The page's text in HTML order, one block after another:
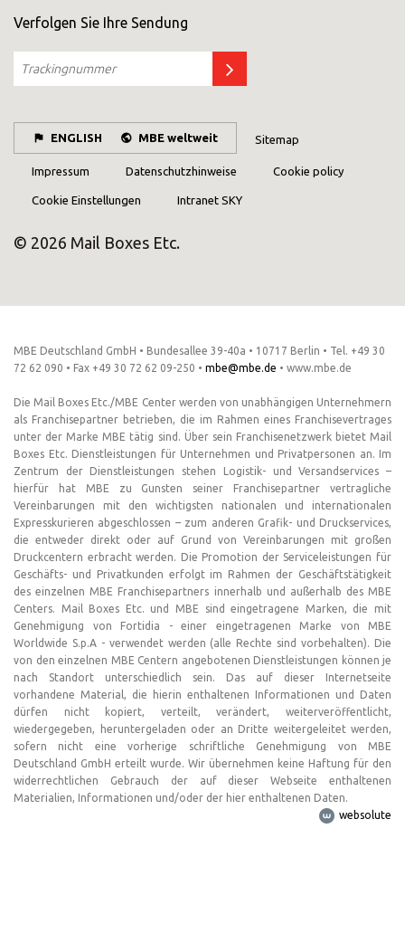
Verfolgen Sie Ihre Sendung
ENGLISH MBE weltweit Sitemap
Impressum Datenschutzhinweise Cookie policy
Cookie Einstellungen Intranet SKY
© 2026 Mail Boxes Etc.
MBE Deutschland GmbH • Bundesallee 39-40a • 10717 Berlin • Tel. +49 30
72 62 090 • Fax +49 30 72 62 09-250 • mbe@mbe.de • www.mbe.de
Die Mail Boxes Etc./MBE Center werden von unabhängigen Unternehmern
als Franchisepartner betrieben, die im Rahmen eines Franchisevertrages
unter der Marke MBE tätig sind. Über sein Franchisenetzwerk bietet Mail
Boxes Etc. Dienstleistungen für Unternehmen und Privatpersonen an. Im
Zentrum der Dienstleistungen stehen Logistik- und Versandservices –
hierfür hat MBE zu Gunsten seiner Franchisepartner vertragliche
Vereinbarungen mit den wichtigsten nationalen und internationalen
Expresskurieren abgeschlossen – zum anderen Grafik- und Druckservices,
die entweder direkt oder auf Grund von Vereinbarungen mit großen
Druckcentern erbracht werden. Die Promotion der Serviceleistungen für
Geschäfts- und Privatkunden erfolgt im Rahmen der Geschäftstätigkeit
des einzelnen MBE Franchisepartners innerhalb und außerhalb des MBE
Centers. Mail Boxes Etc. und MBE sind eingetragene Marken, die mit
Genehmigung von Fortidia - einer eingetragenen Marke von MBE
Worldwide S.p.A - verwendet werden (alle Rechte sind vorbehalten). Die
von den einzelnen MBE Centern angebotenen Dienstleistungen können je
nach Standort unterschiedlich sein. Das auf dieser Internetseite
vorhandene Material, die hierin enthaltenen Informationen und Daten
dürfen nicht kopiert, verteilt, verändert, weiterveröffentlicht,
wiedergegeben, heruntergeladen oder an Dritte weitergeleitet werden,
sofern nicht eine vorherige schriftliche Genehmigung von MBE
Deutschland GmbH erteilt wurde. Wir übernehmen keine Haftung für den
widerrechtlichen Gebrauch der auf dieser Webseite enthaltenen
Materialien, Informationen und/oder der hier enthaltenen Daten.
websolute